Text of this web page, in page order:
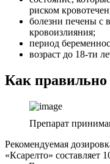
риском
болезни печены с
кровоизлияния;
период
возраст до 18-ти
Как правильно
Препарат
Рекомендуемая
«Ксарелто» составляет